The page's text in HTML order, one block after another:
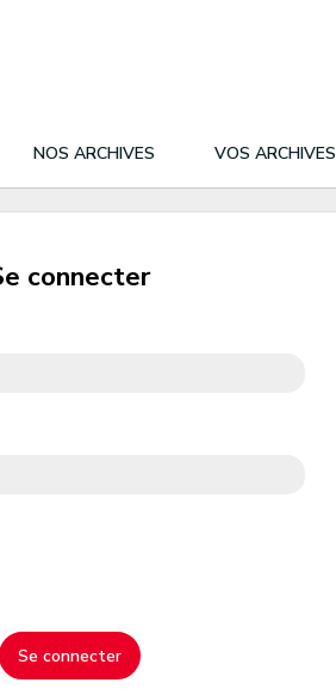
NOS ARCHIVES VOS ARCHIVES
connecter
Se connecter